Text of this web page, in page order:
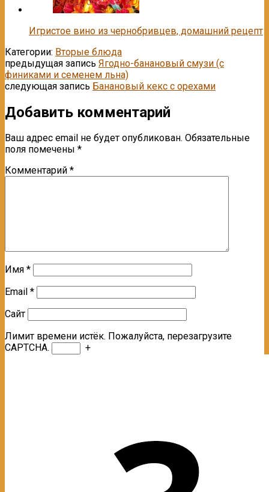
Игристое вино из чернобривцев, домашний рецепт
Категории: Вторые блюда
предыдущая запись Ягодно-банановый смузи (с
финиками и семенем льна)
следующая запись Банановый кекс с орехами
Добавить комментарий
Ваш адрес email не будет опубликован. Обязательные
поля помечены *
Комментарий *
Имя *
Email *
Сайт
Лимит времени истёк. Пожалуйста, перезагрузите
CAPTCHA.
+